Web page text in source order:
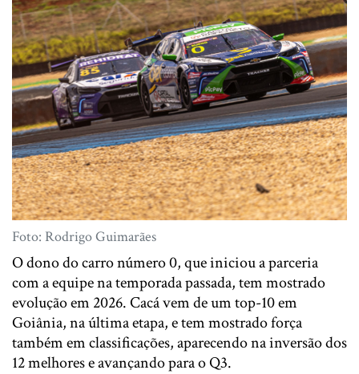
Foto: Rodrigo Guimarães
O dono do carro número 0, que iniciou a parceria
com a equipe na temporada passada, tem mostrado
evolução em 2026. Cacá vem de um top-10 em
Goiânia, na última etapa, e tem mostrado força
também em classificações, aparecendo na inversão dos
12 melhores e avançando para o Q3.